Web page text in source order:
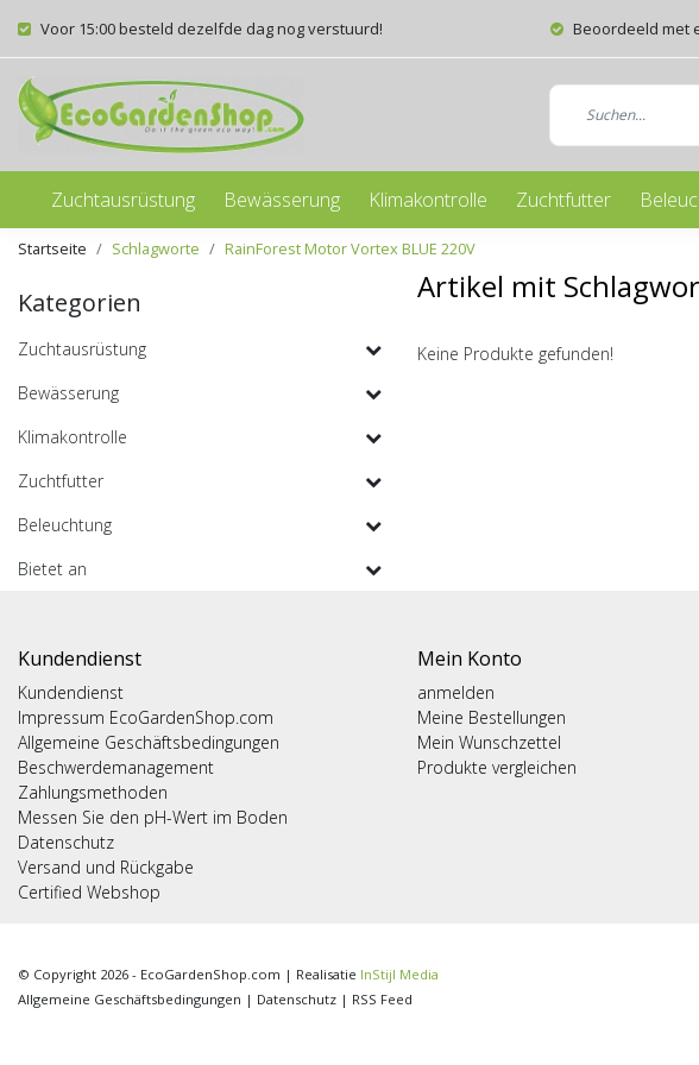
Voor 15:00 besteld dezelfde dag nog verstuurd! Beoordeeld met
Zuchtausrüstung Bewässerung Klimakontrolle Zuchtfutter
Startseite Schlagworte RainForest Motor Vortex BLUE 220V
Kategorien
Zuchtausrüstung
Bewässerung
Klimakontrolle
Zuchtfutter
Beleuchtung
Bietet an
Artikel mit
Keine Produkte gefunden!
Kundendienst
Kundendienst
Impressum EcoGardenShop.com
Allgemeine Geschäftsbedingungen
Beschwerdemanagement
Zahlungsmethoden
Messen Sie den pH-Wert im Boden
Datenschutz
Versand und Rückgabe
Certified Webshop
Mein Konto
anmelden
Meine Bestellungen
Mein Wunschzettel
Produkte vergleichen
© Copyright 2026 - EcoGardenShop.com | Realisatie InStijl Media
Allgemeine Geschäftsbedingungen | Datenschutz | RSS Feed